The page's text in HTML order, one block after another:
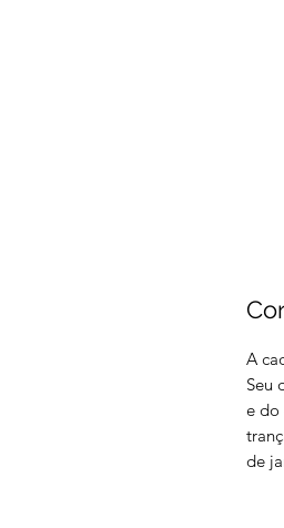
A
Seu
e do
de